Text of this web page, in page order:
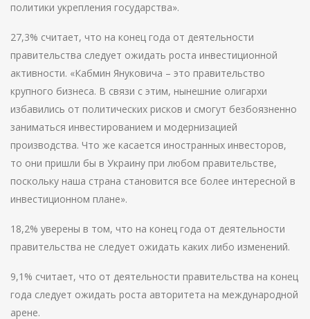
политики укрепления государства».
27,3% считает, что на конец года от деятельности
правительства следует ожидать роста инвестиционной
активности. «Кабмин Януковича – это правительство
крупного бизнеса. В связи с этим, нынешние олигархи
избавились от политических рисков и смогут безбоязненно
заниматься инвестированием и модернизацией
производства. Что же касается иностранных инвесторов,
то они пришли бы в Украину при любом правительстве,
поскольку наша страна становится все более интересной в
инвестиционном плане».
18,2% уверены в том, что на конец года от деятельности
правительства не следует ожидать каких либо изменений.
9,1% считает, что от деятельности правительства на конец
года следует ожидать роста авторитета на международной
арене.